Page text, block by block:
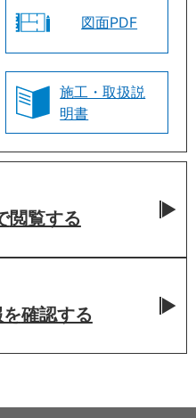
図面PDF
施工・取扱説
明書
閲覧する
確認する